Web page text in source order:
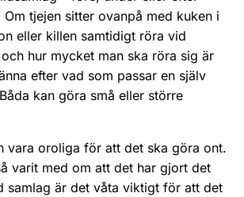
Om tjejen sitter ovanpå med kuken i
eller killen samtidigt röra vid
hur mycket man ska röra sig är
efter vad som passar en själv
kan göra små eller större
vara oroliga för att det ska göra ont.
varit med om att det har gjort det
samlag är det våta viktigt för att det